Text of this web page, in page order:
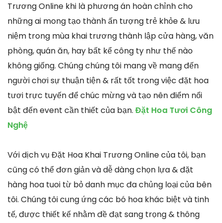
Trương Online khi là phương án hoàn chỉnh cho
những ai mong tạo thành ấn tượng trẻ khỏe & lưu
niệm trong mùa khai trương thành lập cửa hàng, văn
phòng, quán ăn, hay bất kể công ty như thế nào
không giống. Chúng chúng tôi mang về mang đến
người chơi sự thuận tiện & rất tốt trong việc đặt hoa
tươi trực tuyến để chúc mừng và tạo nên điểm nổi
bật đến event cần thiết của bạn. Đặt Hoa Tươi Công
Nghệ
Với dịch vụ Đặt Hoa Khai Trương Online của tôi, bạn
cũng có thể đơn giản và dễ dàng chọn lựa & đặt
hàng hoa tuoi từ bỏ danh mục đa chủng loại của bên
tôi. Chúng tôi cung ứng các bó hoa khác biệt và tinh
tế, được thiết kế nhằm đề đạt sang trọng & thông